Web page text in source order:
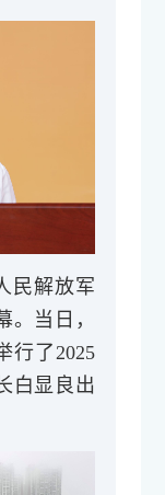
民解放军
当日，
行了2025
白显良出